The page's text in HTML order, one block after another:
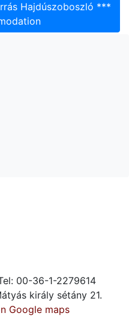
Hajdúszoboszló ***
00-36-1-2279614
király sétány 21.
Google maps